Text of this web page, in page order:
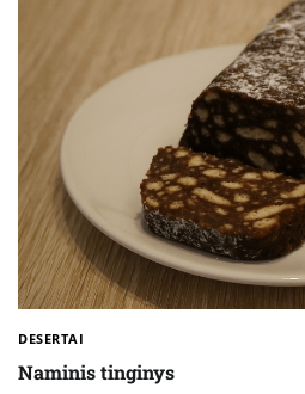
DESERTAI
Naminis tinginys